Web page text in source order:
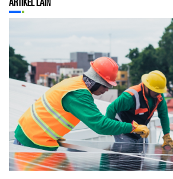
Artikel Lain